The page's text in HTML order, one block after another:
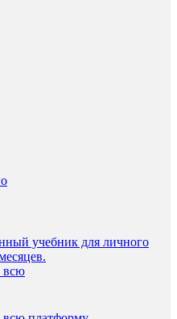
учебник для личного
всю